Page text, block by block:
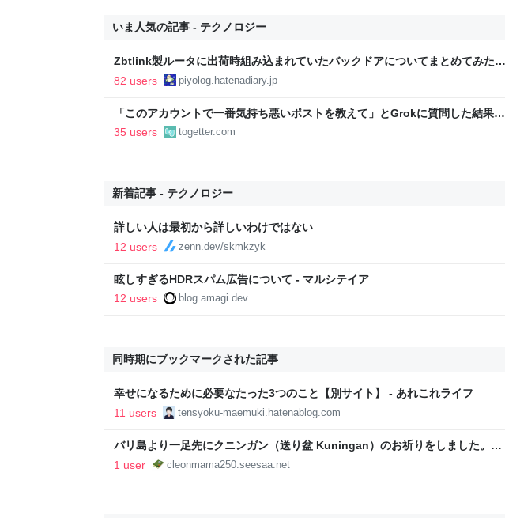
いま人気の記事 - テクノロジー
Zbtlink製ルータに出荷時組み込まれていたバックドアについてまとめてみた -
piyolog
82 users piyolog.hatenadiary.jp
「このアカウントで一番気持ち悪いポストを教えて」とGrokに質問した結果、
正論で盛大なカウンターを食らった話→「返事がヤバい」「AIの反乱か？」
「お前感情あるだろ」の声も
35 users togetter.com
新着記事 - テクノロジー
詳しい人は最初から詳しいわけではない
12 users
zenn.dev/skmkzyk
眩しすぎるHDRスパム広告について - マルシテイア
12 users
blog.amagi.dev
同時期にブックマークされた記事
幸せになるために必要なたった3つのこと【別サイト】 - あれこれライフ
11 users
tensyoku-maemuki.hatenablog.com
バリ島より一足先にクニンガン（送り盆 Kuningan）のお祈りをしました。
23.Apr.2021
1 user cleonmama250.seesaa.net